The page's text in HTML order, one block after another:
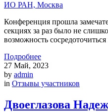
ИО РАН, Москва
Конференция прошла
секциях за раз было не
возможность
Подробнее
27 Май, 2023
by admin
in Отзывы участников
Двоеглазова